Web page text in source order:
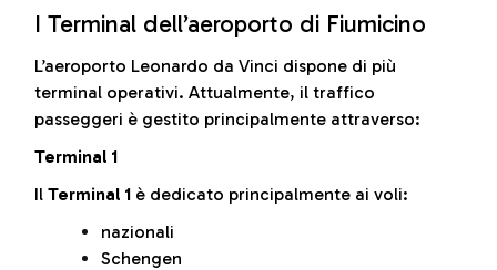
I Terminal dell’aeroporto di Fiumicino
L’aeroporto Leonardo da Vinci dispone di più
terminal operativi. Attualmente, il traffico
passeggeri è gestito principalmente attraverso:
Terminal 1
Il Terminal 1 è dedicato principalmente ai voli:
nazionali
Schengen